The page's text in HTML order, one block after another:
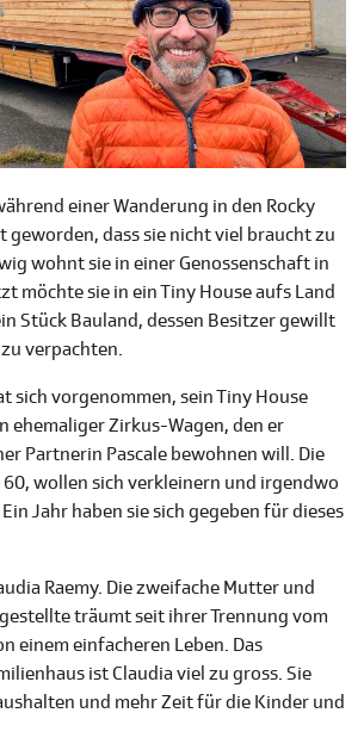
einer Wanderung in den Rocky
geworden, dass sie nicht viel braucht zu
wohnt sie in einer Genossenschaft in
möchte sie in ein Tiny House aufs Land
Stück Bauland, dessen Besitzer gewillt
verpachten.
sich vorgenommen, sein Tiny House
ehemaliger Zirkus-Wagen, den er
Partnerin Pascale bewohnen will. Die
wollen sich verkleinern und irgendwo
Jahr haben sie sich gegeben für dieses
Raemy. Die zweifache Mutter und
träumt seit ihrer Trennung vom
einem einfacheren Leben. Das
ist Claudia viel zu gross. Sie
und mehr Zeit für die Kinder und